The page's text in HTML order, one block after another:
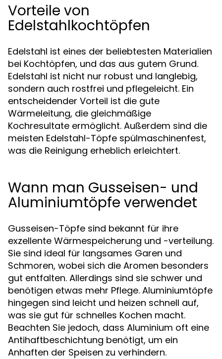
Vorteile von
Edelstahlkochtöpfen
Edelstahl ist eines der beliebtesten Materialien
bei Kochtöpfen, und das aus gutem Grund.
Edelstahl ist nicht nur robust und langlebig,
sondern auch rostfrei und pflegeleicht. Ein
entscheidender Vorteil ist die gute
Wärmeleitung, die gleichmäßige
Kochresultate ermöglicht. Außerdem sind die
meisten Edelstahl-Töpfe spülmaschinenfest,
was die Reinigung erheblich erleichtert.
Wann man Gusseisen- und
Aluminiumtöpfe verwendet
Gusseisen-Töpfe sind bekannt für ihre
exzellente Wärmespeicherung und -verteilung.
Sie sind ideal für langsames Garen und
Schmoren, wobei sich die Aromen besonders
gut entfalten. Allerdings sind sie schwer und
benötigen etwas mehr Pflege. Aluminiumtöpfe
hingegen sind leicht und heizen schnell auf,
was sie gut für schnelles Kochen macht.
Beachten Sie jedoch, dass Aluminium oft eine
Antihaftbeschichtung benötigt, um ein
Anhaften der Speisen zu verhindern.